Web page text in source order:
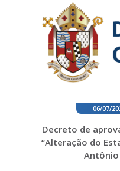
06/07/
Decreto de
“Alteração do
Antônio